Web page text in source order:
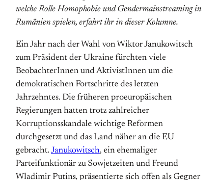
welche Rolle Homophobie und Gendermainstreaming in
Rumänien spielen, erfahrt ihr in dieser Kolumne.
Ein Jahr nach der Wahl von Wiktor Janukowitsch
zum Präsident der Ukraine fürchten viele
BeobachterInnen und AktivistInnen um die
demokratischen Fortschritte des letzten
Jahrzehntes. Die früheren proeuropäischen
Regierungen hatten trotz zahlreicher
Korruptionsskandale wichtige Reformen
durchgesetzt und das Land näher an die EU
gebracht. Janukowitsch, ein ehemaliger
Parteifunktionär zu Sowjetzeiten und Freund
Wladimir Putins, präsentierte sich offen als Gegner